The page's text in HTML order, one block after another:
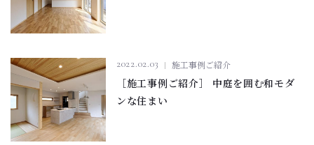
2022.02.03 施工事例ご紹介
［施工事例ご紹介］ 中庭を囲む和モダ
ンな住まい